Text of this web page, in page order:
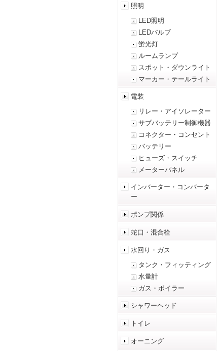
照明
LED照明
LEDバルブ
蛍光灯
ルームランプ
スポット・ダウンライト
マーカー・テールライト
電装
リレー・アイソレーター
サブバッテリー制御機器
コネクター・コンセント
バッテリー
ヒューズ・スイッチ
メーターパネル
インバーター・コンバータ
ー
ポンプ関係
蛇口・混合栓
水回り・ガス
タンク・フィッティング
水量計
ガス・ボイラー
シャワーヘッド
トイレ
オーニング